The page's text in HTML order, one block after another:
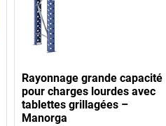
Rayonnage grande capacité
pour charges lourdes avec
tablettes grillagées –
Manorga